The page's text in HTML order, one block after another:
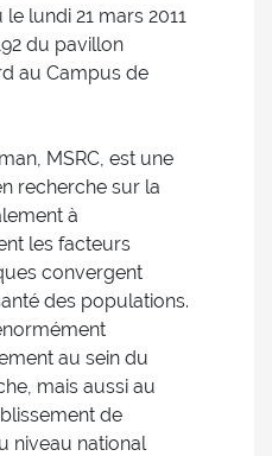
lundi 21 mars 2011
du pavillon
au Campus de
MSRC, est une
recherche sur la
à
les facteurs
convergent
des populations.
au sein du
mais aussi au
de
niveau national